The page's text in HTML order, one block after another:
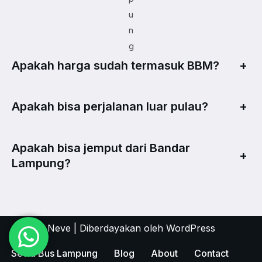
u
n
g
Apakah harga sudah termasuk BBM? +
Apakah bisa perjalanan luar pulau? +
Apakah bisa jemput dari Bandar
Lampung?
+
Neve | Diberdayakan oleh WordPress
Sewa Bus Lampung Blog About Contact